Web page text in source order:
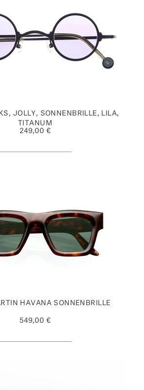
JOLLY, SONNENBRILLE, LILA,
TITANUM
249,00 €
HAVANA SONNENBRILLE
549,00 €